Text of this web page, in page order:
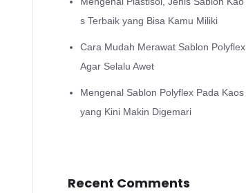
s Terbaik yang Bisa Kamu Miliki
Cara Mudah Merawat Sablon Polyflex
Agar Selalu Awet
Mengenal Sablon Polyflex Pada Kaos
yang Kini Makin Digemari
Recent Comments